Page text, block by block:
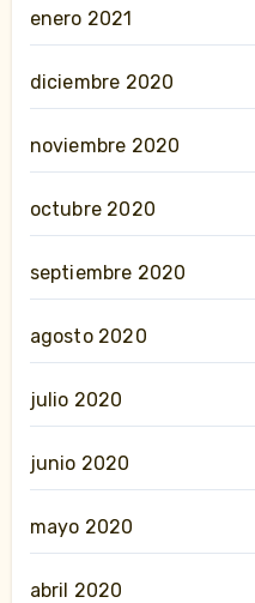
enero 2021
diciembre 2020
noviembre 2020
octubre 2020
septiembre 2020
agosto 2020
julio 2020
junio 2020
mayo 2020
abril 2020